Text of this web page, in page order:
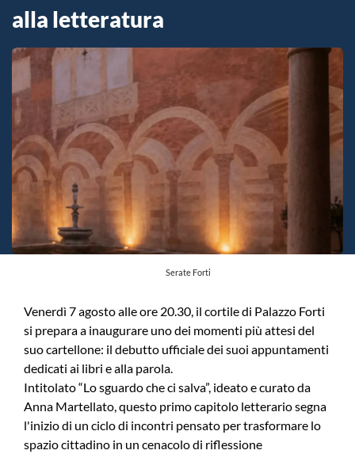
alla letteratura
Serate Forti
Venerdì 7 agosto alle ore 20.30, il cortile di Palazzo Forti
si prepara a inaugurare uno dei momenti più attesi del
suo cartellone: il debutto ufficiale dei suoi appuntamenti
dedicati ai libri e alla parola.
Intitolato “Lo sguardo che ci salva”, ideato e curato da
Anna Martellato, questo primo capitolo letterario segna
l'inizio di un ciclo di incontri pensato per trasformare lo
spazio cittadino in un cenacolo di riflessione